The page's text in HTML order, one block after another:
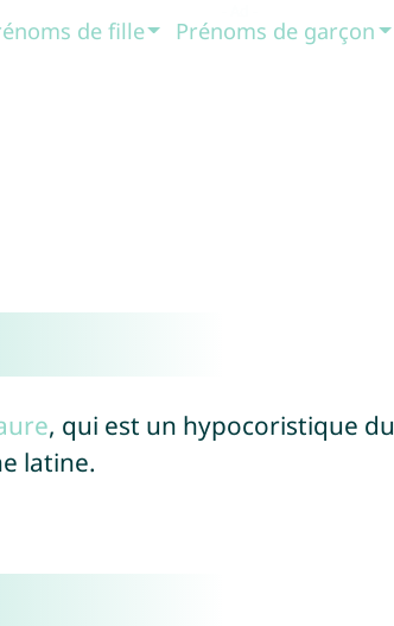
de fille Prénoms de garçon
, qui est un hypocoristique du
latine.